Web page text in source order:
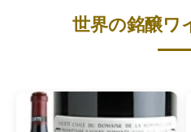
世界の銘醸ワ